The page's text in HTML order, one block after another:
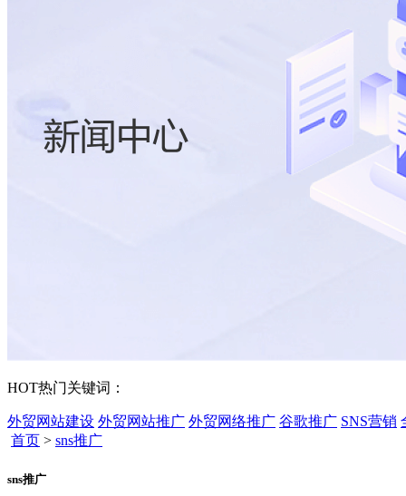
HOT热门关键词：
外贸网站建设 外贸网站推广 外贸网络推广 谷歌推广 SNS营销
首页 > sns推广
sns推广